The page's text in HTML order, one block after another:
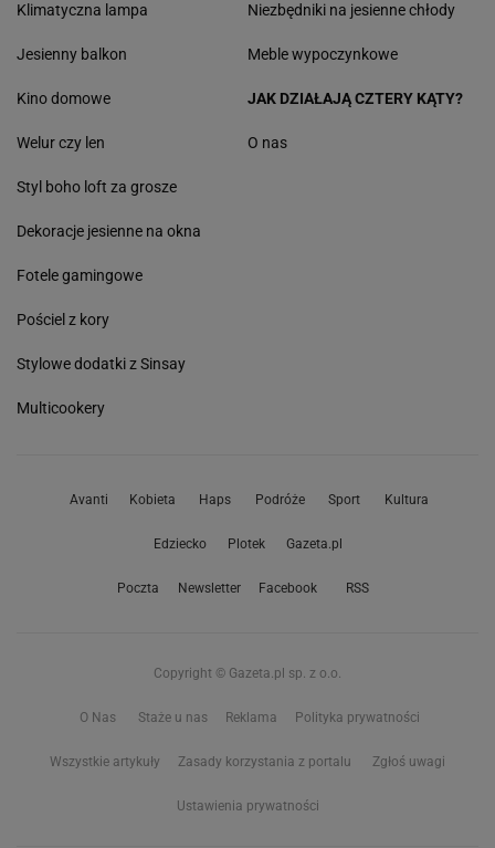
Klimatyczna lampa
Jesienny balkon
Niezbędniki na jesienne chłody
Meble wypoczynkowe
Kino domowe
Welur czy len
Styl boho loft za grosze
Dekoracje jesienne na okna
Fotele gamingowe
Pościel z kory
Stylowe dodatki z Sinsay
Multicookery
JAK DZIAŁAJĄ CZTERY KĄTY?
O nas
Avanti Kobieta Haps Podróże Sport Kultura
Edziecko Plotek Gazeta.pl
Poczta Newsletter Facebook RSS
Copyright © Gazeta.pl sp. z o.o.
O Nas Staże u nas Reklama Polityka prywatności
Wszystkie artykuły Zasady korzystania z portalu Zgłoś uwagi
Ustawienia prywatności